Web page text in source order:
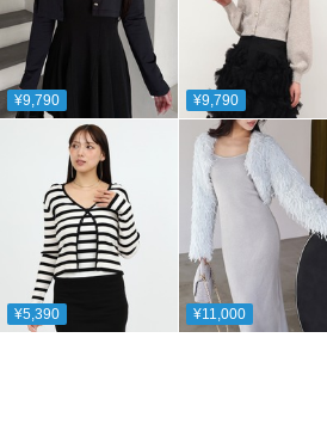
¥9,790 ¥9,790
¥5,390 ¥11,000